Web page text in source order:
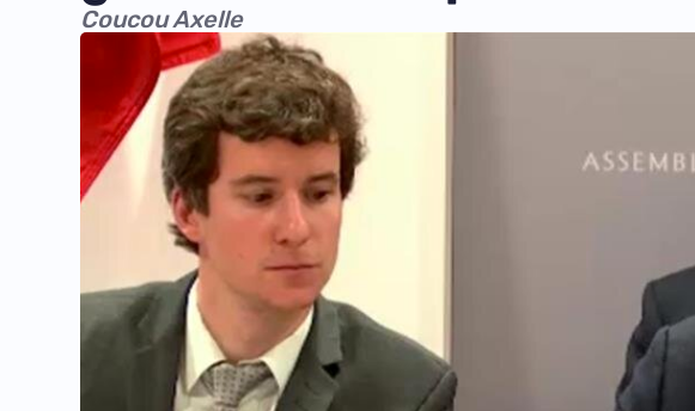
Coucou Axelle